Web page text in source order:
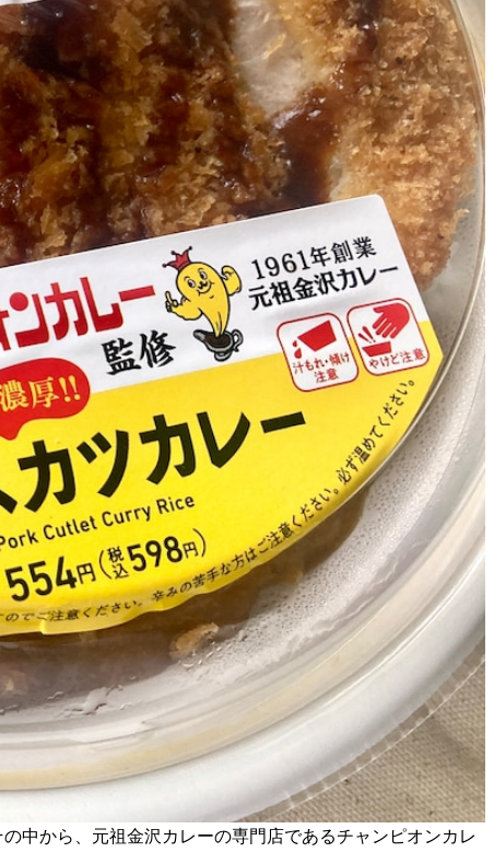
中から、元祖金沢カレーの専門店であるチャンピオンカレ